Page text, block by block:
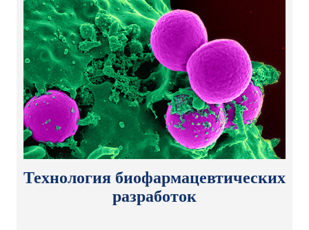
Технология биофармацевтических
разработок